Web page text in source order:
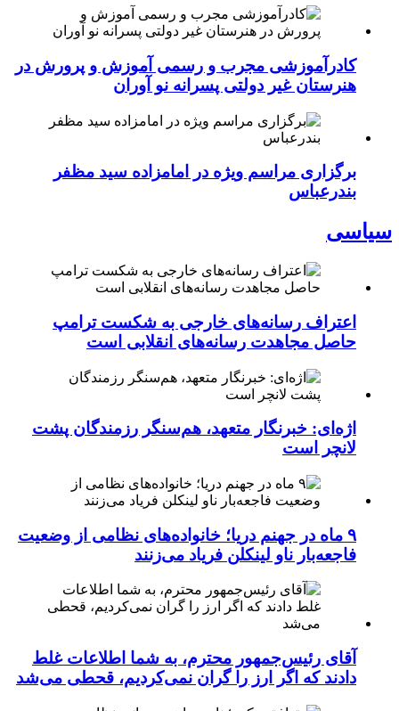
کادرآموزشی مجرب و رسمی آموزش و پرورش در
هنرستان غیر دولتی پسرانه نو آوران
برگزاری مراسم ویژه در امامزاده سید مظفر
بندرعباس
سیاسی
اعتراف رسانه‌های خارجی به شکست ترامپ
حاصل مجاهدت رسانه‌های انقلابی است
اژه‌ای: خبرنگار متعهد، هم‌سنگر رزمندگان پشت
لانچر است
۹ ماه در جهنم دریا؛ خانواده‌های نظامی از وضعیت
فاجعه‌بار ناو لینکلن فریاد می‌زنند
آقای رئیس‌جمهور محترم، به شما اطلاعات غلط
دادند که اگر ارز را گران نمی‌کردیم، قحطی می‌شد